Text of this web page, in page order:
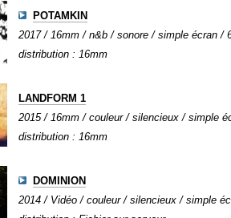
POTAMKIN
2017 / 16mm / n&b / sonore / simple écran /
distribution : 16mm
LANDFORM 1
2015 / 16mm / couleur / silencieux / simple
distribution : 16mm
DOMINION
2014 / Vidéo / couleur / silencieux / simple